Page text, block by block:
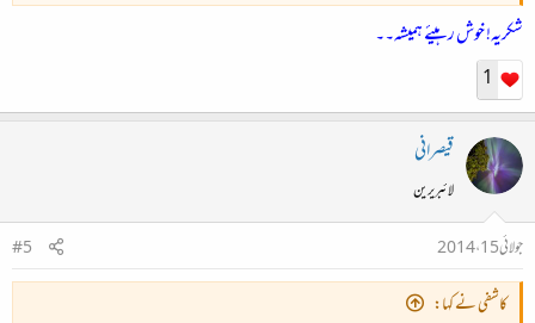
شکریہ! خوش رہیئے ہمیشہ۔۔
1
قیصرانی
لائبریرین
جولائی 15، 2014
#5
کاشفی نے کہا: